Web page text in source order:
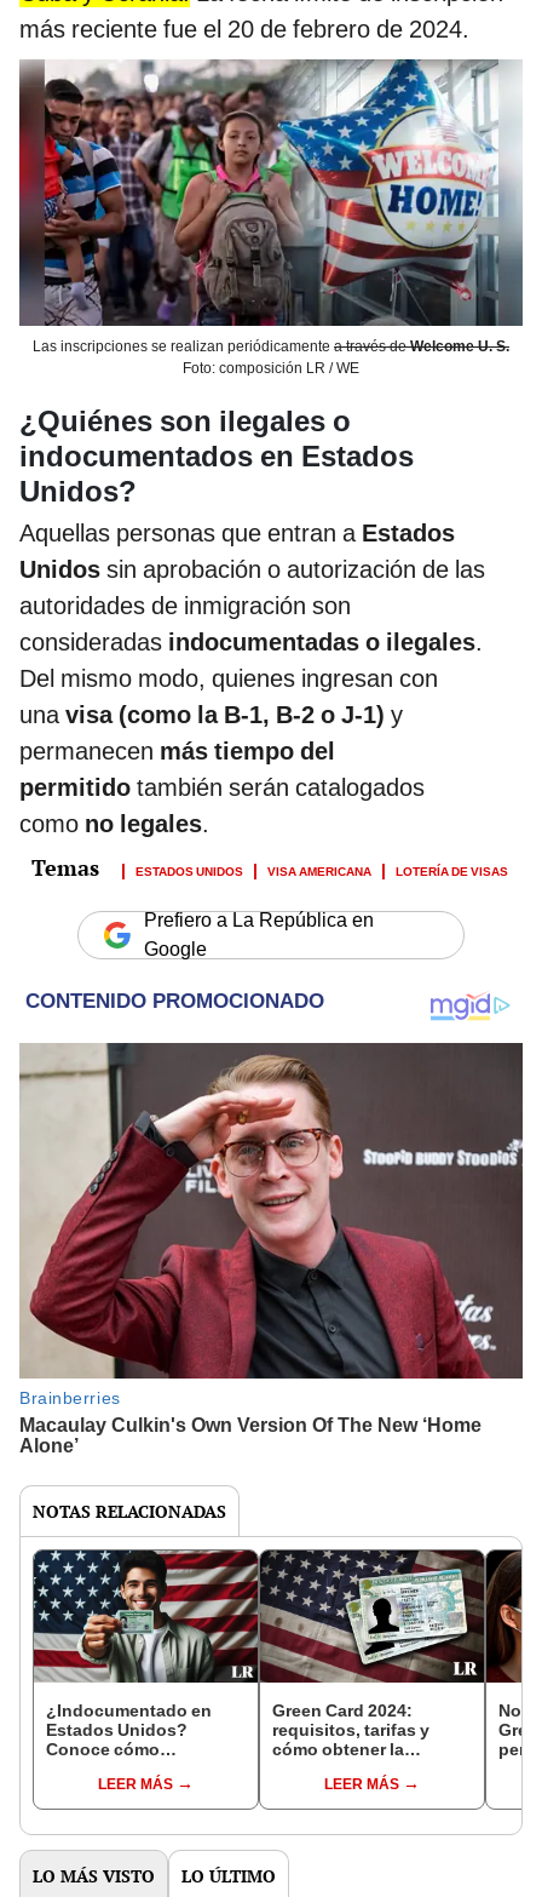
más reciente fue el 20 de febrero de 2024.
Las inscripciones se realizan periódicamente a través deWelcome U. S.
Foto: composición LR / WE
¿Quiénes son ilegales o
indocumentados en Estados
Unidos?
Aquellas personas que entran aEstados
Unidos sin aprobación o autorización de las
autoridades de inmigración son
consideradas indocumentadas o ilegales.
Del mismo modo, quienes ingresan con
unavisa (como la B-1, B-2 o J-1) y
permanecen más tiempo del
permitido también serán catalogados
como no legales.
ESTADOS UNIDOS VISA AMERICANA LOTERÍA DE VISAS
Prefiero a La República en
Google
NOTAS RELACIONADAS
¿Indocumentado en
Estados Unidos?
Conoce cómo
CARD y la residencia
permanente
LEER MÁS
Green Card 2024:
requisitos, tarifas y
cómo obtener la
en Estados Unidos
LEER MÁS
No
LO MÁS VISTO LO ÚLTIMO